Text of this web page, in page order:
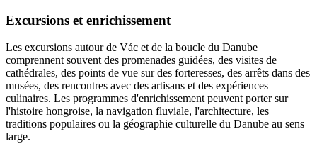
Excursions et enrichissement
Les excursions autour de Vác et de la boucle du Danube
comprennent souvent des promenades guidées, des visites de
cathédrales, des points de vue sur des forteresses, des arrêts dans des
musées, des rencontres avec des artisans et des expériences
culinaires. Les programmes d'enrichissement peuvent porter sur
l'histoire hongroise, la navigation fluviale, l'architecture, les
traditions populaires ou la géographie culturelle du Danube au sens
large.